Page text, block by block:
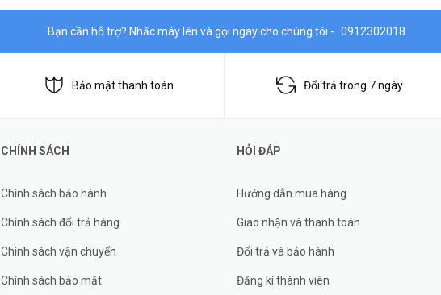
Bạn cần hỗ trợ? Nhấc máy lên và gọi ngay cho chúng tôi - 0912302018
Bảo mật thanh toán Đổi trả trong 7 ngày
CHÍNH SÁCH
Chính sách bảo hành
Chính sách đổi trả hàng
Chính sách vận chuyển
Chính sách bảo mật
HỎI ĐÁP
Hướng dẫn mua hàng
Giao nhận và thanh toán
Đổi trả và bảo hành
Đăng kí thành viên